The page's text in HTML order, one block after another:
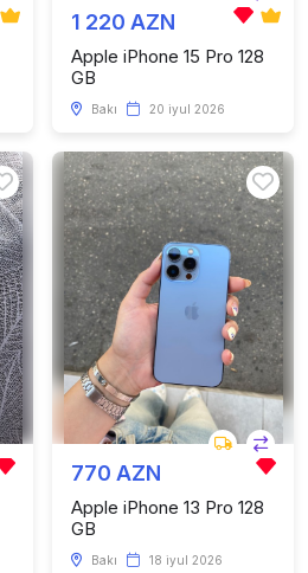
1 220 AZN
Apple iPhone 15 Pro 128
GB
Bakı 20 iyul 2026
770 AZN
Apple iPhone 13 Pro 128
GB
Bakı 18 iyul 2026